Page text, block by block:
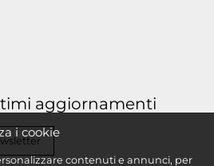
aggiornamenti
i cookie
contenuti e annunci, per